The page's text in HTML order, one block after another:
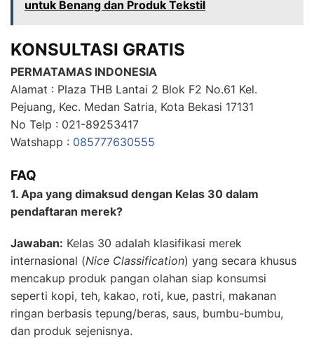
untuk Benang dan Produk Tekstil
KONSULTASI GRATIS
PERMATAMAS INDONESIA
Alamat : Plaza THB Lantai 2 Blok F2 No.61 Kel.
Pejuang, Kec. Medan Satria, Kota Bekasi 17131
No Telp : 021-89253417
Watshapp : 085777630555
FAQ
1. Apa yang dimaksud dengan Kelas 30 dalam
pendaftaran merek?
Jawaban: Kelas 30 adalah klasifikasi merek
internasional (Nice Classification) yang secara khusus
mencakup produk pangan olahan siap konsumsi
seperti kopi, teh, kakao, roti, kue, pastri, makanan
ringan berbasis tepung/beras, saus, bumbu-bumbu,
dan produk sejenisnya.